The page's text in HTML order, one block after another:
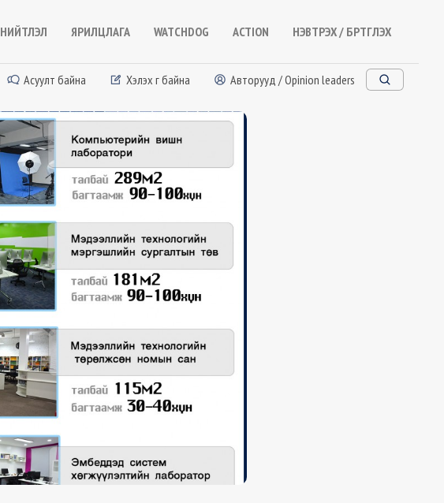
НИЙТЛЭЛ ЯРИЛЦЛАГА WATCHDOG ACTION НЭВТРЭХ / БҮРТГҮҮЛЭХ
Асуулт байна Хэлэх үг байна Авторууд / Opinion leaders